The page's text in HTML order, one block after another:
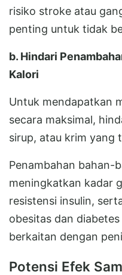
risiko stroke atau
penting untuk tidak
b. Hindari
Kalori
Untuk mendapatkan
secara maksimal,
sirup, atau krim yang
Penambahan bahan-
meningkatkan kadar
resistensi insulin,
obesitas dan
berkaitan dengan
Potensi Efek